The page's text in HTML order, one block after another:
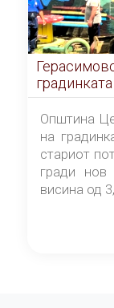
5,99
Општина
на
стариот
гради
висина од